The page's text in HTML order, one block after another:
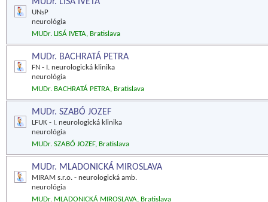
UNsP
neurológia
MUDr. LISÁ IVETA, Bratislava
MUDr. BACHRATÁ PETRA
FN - I. neurologická klinika
neurológia
MUDr. BACHRATÁ PETRA, Bratislava
MUDr. SZABÓ JOZEF
LFUK - I. neurologická klinika
neurológia
MUDr. SZABÓ JOZEF, Bratislava
MUDr. MLADONICKÁ MIROSLAVA
MIRAM s.r.o. - neurologická amb.
neurológia
MUDr. MLADONICKÁ MIROSLAVA, Bratislava